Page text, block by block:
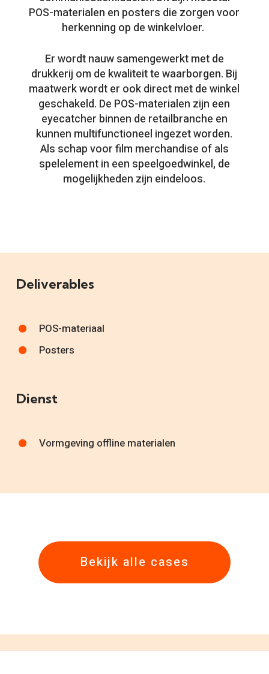
POS-materialen en posters die zorgen voor
herkenning op de winkelvloer.
Er wordt nauw samengewerkt met de
drukkerij om de kwaliteit te waarborgen. Bij
maatwerk wordt er ook direct met de winkel
geschakeld. De POS-materialen zijn een
eyecatcher binnen de retailbranche en
kunnen multifunctioneel ingezet worden.
Als schap voor film merchandise of als
spelelement in een speelgoedwinkel, de
mogelijkheden zijn eindeloos.
Deliverables
POS-materiaal
Posters
Dienst
Vormgeving offline materialen
Bekijk alle cases